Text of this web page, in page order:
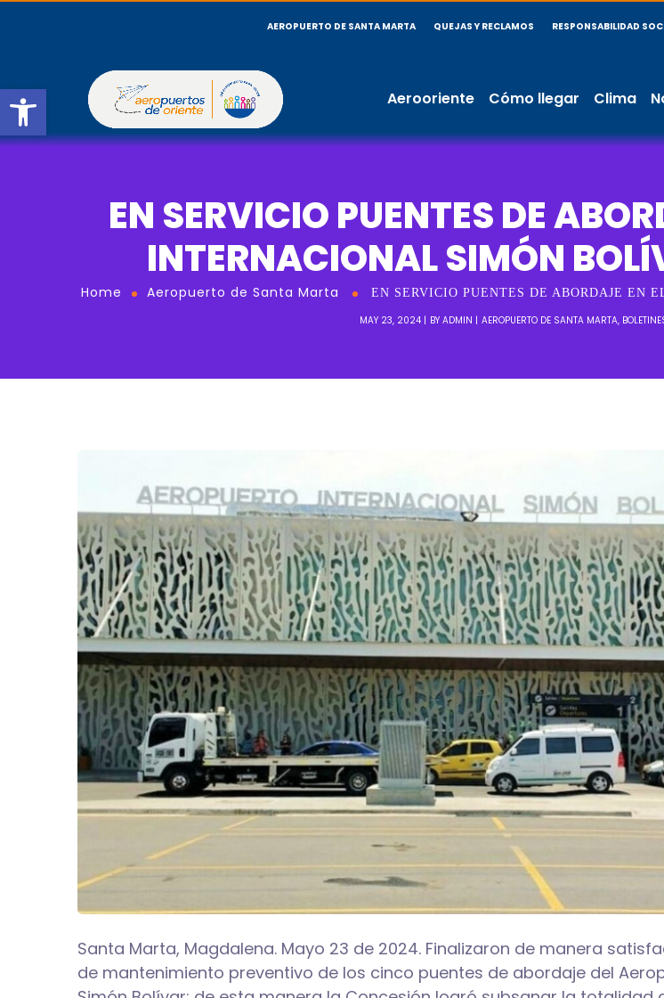
Open toolbar
AEROPUERTO DE SANTA MARTA QUEJAS Y RECLAMOS RESPONSABILIDAD
Aerooriente Cómo llegar Clima
EN SERVICIO PUENTES DE
INTERNACIONAL SIMÓN
Home Aeropuerto de Santa Marta EN SERVICIO PUENTES DE ABORDAJE EN
MAY 23, 2024 BY ADMIN AEROPUERTO DE SANTA MARTA,
Santa Marta, Magdalena. Mayo 23 de 2024. Finalizaron de manera
de mantenimiento preventivo de los cinco puentes de abordaje del